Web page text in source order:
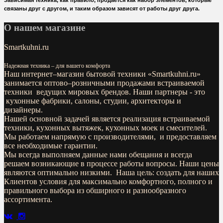
связаны друг с другом, и таким образом зависят от работы друг друга.
О нашем магазине
Smartkuhni.ru
Надежная техника – для вашего комфорта
Наш интернет–магазин бытовой техники «Smartkuhni.ru»
занимается оптово–розничными продажами встраиваемой
техники ведущих мировых брендов. Наши партнеры - это
кухонные фабрики, салоны, студии, архитекторы и
дизайнеры.
Нашей основной задачей является реализация встраиваемой
техники, кухонных вытяжек, кухонных моек и смесителей.
Мы работаем напрямую с производителями, и предоставляем
все необходимые гарантии.
Мы всегда выполняем данные нами обещания и всегда
решаем возникающие в процессе работы вопросы. Наши цены
являются оптимально низкими. Наша цель: создать для наших
Клиентов условия для максимально комфортного, полного и
правильного выбора из обширного и разнообразного
ассортимента.